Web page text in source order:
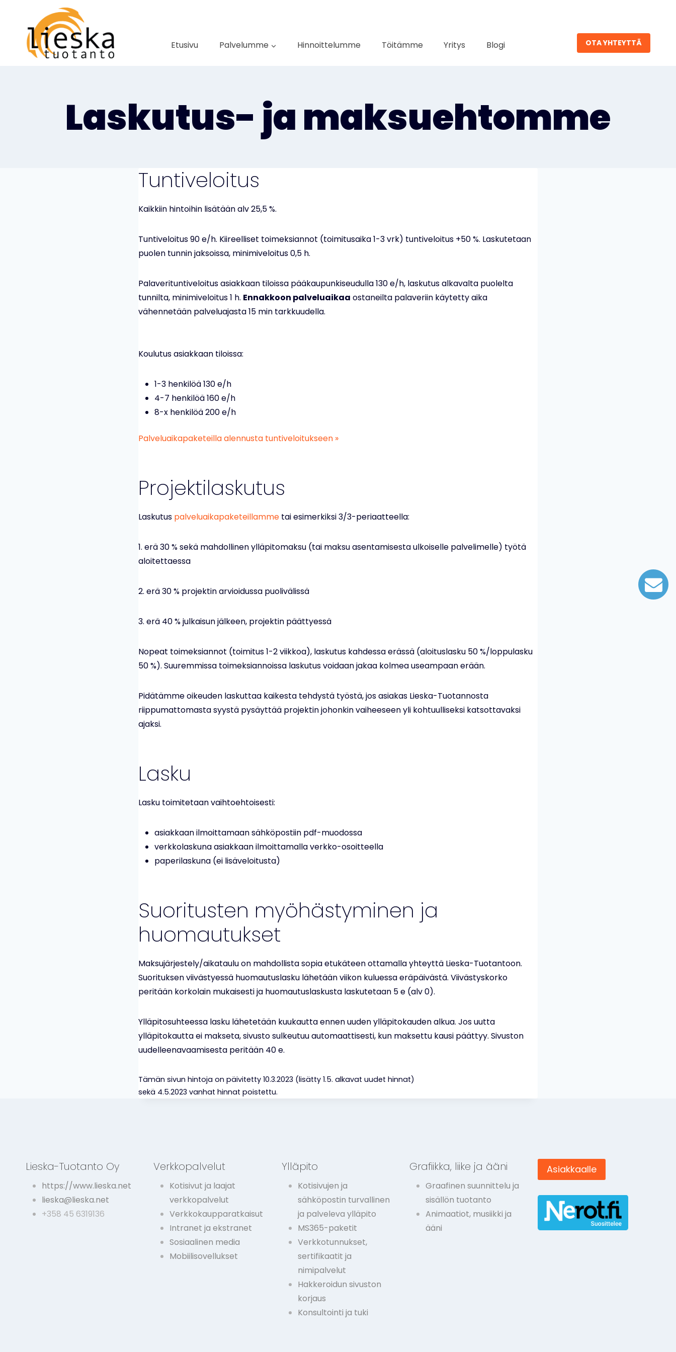
Etusivu Palvelumme Hinnoittelumme Töitämme Yritys Blogi OTA YHTEYTTÄ
Laskutus- ja maksuehtomme
Tuntiveloitus
Kaikkiin hintoihin lisätään alv 25,5 %.
Tuntiveloitus 90 e/h. Kiireelliset toimeksiannot (toimitusaika 1-3 vrk) tuntiveloitus +50 %. Laskutetaan
puolen tunnin jaksoissa, minimiveloitus 0,5 h.
Palaverituntiveloitus asiakkaan tiloissa pääkaupunkiseudulla 130 e/h, laskutus alkavalta puolelta
tunnilta, minimiveloitus 1 h. Ennakkoon palveluaikaa ostaneilta palaveriin käytetty aika
vähennetään palveluajasta 15 min tarkkuudella.
Koulutus asiakkaan tiloissa:
1-3 henkilöä 130 e/h
4-7 henkilöä 160 e/h
8-x henkilöä 200 e/h
Palveluaikapaketeilla alennusta tuntiveloitukseen »
Projektilaskutus
Laskutus palveluaikapaketeillamme tai esimerkiksi 3/3-periaatteella:
1. erä 30 % sekä mahdollinen ylläpitomaksu (tai maksu asentamisesta ulkoiselle palvelimelle) työtä
aloitettaessa
2. erä 30 % projektin arvioidussa puolivälissä
3. erä 40 % julkaisun jälkeen, projektin päättyessä
Nopeat toimeksiannot (toimitus 1-2 viikkoa), laskutus kahdessa erässä (aloituslasku 50 %/loppulasku
50 %). Suuremmissa toimeksiannoissa laskutus voidaan jakaa kolmea useampaan erään.
Pidätämme oikeuden laskuttaa kaikesta tehdystä työstä, jos asiakas Lieska-Tuotannosta
riippumattomasta syystä pysäyttää projektin johonkin vaiheeseen yli kohtuulliseksi katsottavaksi
ajaksi.
Lasku
Lasku toimitetaan vaihtoehtoisesti:
asiakkaan ilmoittamaan sähköpostiin pdf-muodossa
verkkolaskuna asiakkaan ilmoittamalla verkko-osoitteella
paperilaskuna (ei lisäveloitusta)
Suoritusten myöhästyminen ja
huomautukset
Maksujärjestely/aikataulu on mahdollista sopia etukäteen ottamalla yhteyttä Lieska-Tuotantoon.
Suorituksen viivästyessä huomautuslasku lähetään viikon kuluessa eräpäivästä. Viivästyskorko
peritään korkolain mukaisesti ja huomautuslaskusta laskutetaan 5 e (alv 0).
Ylläpitosuhteessa lasku lähetetään kuukautta ennen uuden ylläpitokauden alkua. Jos uutta
ylläpitokautta ei makseta, sivusto sulkeutuu automaattisesti, kun maksettu kausi päättyy. Sivuston
uudelleenavaamisesta peritään 40 e.
Tämän sivun hintoja on päivitetty 10.3.2023 (lisätty 1.5. alkavat uudet hinnat)
sekä 4.5.2023 vanhat hinnat poistettu.
Lieska-Tuotanto Oy
https://www.lieska.net
lieska@lieska.net
+358 45 6319136
Verkkopalvelut
Kotisivut ja laajat
verkkopalvelut
Verkkokaupparatkaisut
Intranet ja ekstranet
Sosiaalinen media
Mobiilisovellukset
Ylläpito
Kotisivujen ja
sähköpostin turvallinen
ja palveleva ylläpito
MS365-paketit
Verkkotunnukset,
sertifikaatit ja
nimipalvelut
Hakkeroidun sivuston
korjaus
Konsultointi ja tuki
Grafiikka, liike ja ääni
Graafinen suunnittelu ja
sisällön tuotanto
Animaatiot, musiikki ja
ääni
Asiakkaalle